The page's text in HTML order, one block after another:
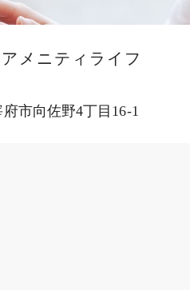
メニティライフ
市向佐野4丁目16-1